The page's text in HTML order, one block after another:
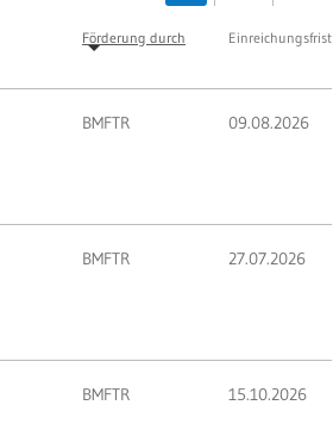
Förderung durch Einreichungsfrist
BMFTR 09.08.2026
BMFTR 27.07.2026
BMFTR 15.10.2026